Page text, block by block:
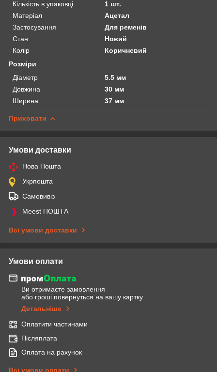
Кількість в упаковці
1 шт.
Матеріал
Ацетал
Застосування
Для ременів
Стан
Новий
Колір
Коричневий
Розміри
Діаметр
5.5 мм
Довжина
30 мм
Ширина
37 мм
Приховати
Умови доставки
Нова Пошта
Укрпошта
Самовивіз
Meest ПОШТА
Всі умови доставки
Умови оплати
Ви отримаєте замовлення
або гроші повернуться на вашу картку
Детальніше
Оплатити частинами
Післяплата
Оплата на рахунок
Всі умови оплати